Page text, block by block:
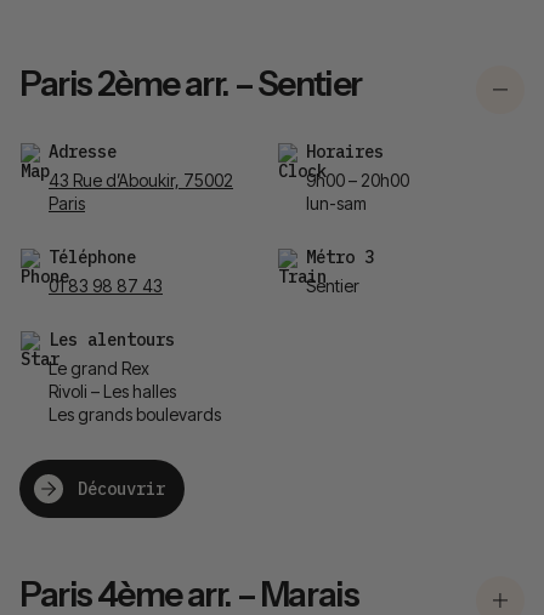
Paris 2ème arr. – Sentier
Adresse
43 Rue d’Aboukir, 75002
Paris
Horaires
9h00 – 20h00
lun-sam
Téléphone
01 83 98 87 43
Métro 3
Sentier
Les alentours
Le grand Rex
Rivoli – Les halles
Les grands boulevards
Découvrir
Paris 4ème arr. – Marais